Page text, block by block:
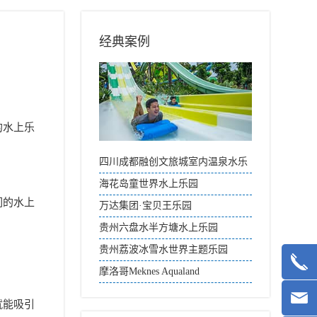
上乐
水上
吸引
经典案例
四川成都融创文旅城室内温泉水乐
园
海花岛童世界水上乐园
万达集团·宝贝王乐园
贵州六盘水半方塘水上乐园
贵州荔波冰雪水世界主题乐园
摩洛哥Meknes Aqualand